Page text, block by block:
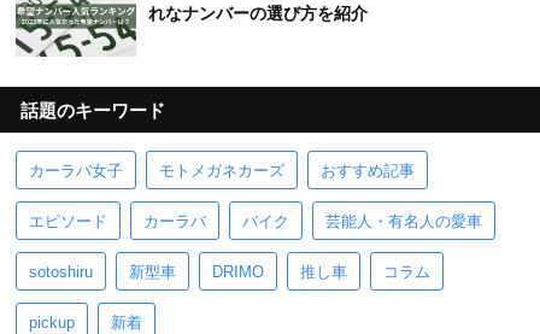
れなナンバーの選び方を紹介
話題のキーワード
カーラバ女子 モトメガネカーズ おすすめ記事
エピソード カーラバ バイク 芸能人・有名人の愛車
sotoshiru 新型車 DRIMO 推し車 コラム
pickup 新着